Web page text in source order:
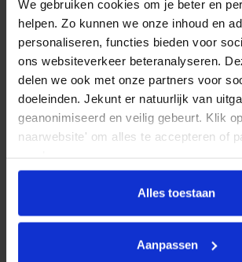
We gebruiken cookies om je beter en
helpen. Zo kunnen we onze inhoud en
personaliseren, functies bieden voor
ons websiteverkeer beteranalyseren.
delen we ook met onze partners voor
doeleinden. Jekunt er natuurlijk van
geanonimiseerd en veilig gebeurt. Klik
naarwebsite' om alles te accepteren of
Alles toestaan
Aanpassen
Grootlichtassistent
Keyless entry
keyless entry
LED achterlichten
LED dagrijverlichting
Lichtmetalen velgen
Lichtmetalen velgen 17"
Toyota Yaris Cross
1.5 Hybrid First Edition // ADAPT. CRUISE // LED
CAMERA // NAVI+CARPLAY //
2022 74.716 km Automaat Benzine /
€ 22.945
Vergelijken